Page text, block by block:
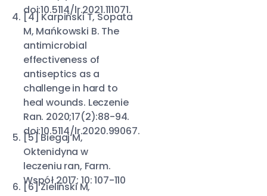
doi:10.5114/lr.2021.111071.
[4] Karpiński T, Sopata
M, Mańkowski B. The
antimicrobial
effectiveness of
antiseptics as a
challenge in hard to
heal wounds. Leczenie
Ran. 2020;17(2):88-94.
doi:10.5114/lr.2020.99067.
[5] Biegaj M,
Oktenidyna w
leczeniu ran, Farm.
Współ 2017; 10: 107-110
[6] Zieliński M,